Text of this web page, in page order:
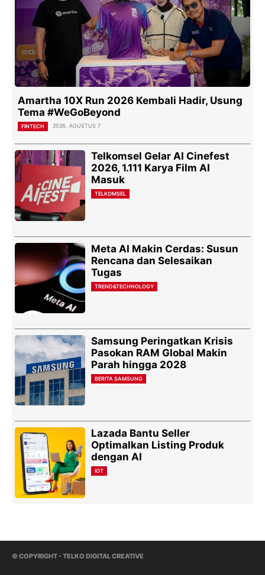
Amartha 10X Run 2026 Kembali Hadir, Usung
Tema #WeGoBeyond
FINTECH 2026, AGUSTUS 7
Telkomsel Gelar AI Cinefest
2026, 1.111 Karya Film AI
Masuk
TELKOMSEL
Meta AI Makin Cerdas: Susun
Rencana dan Selesaikan
Tugas
TREND&TECHNOLOGY
Samsung Peringatkan Krisis
Pasokan RAM Global Makin
Parah hingga 2028
BERITA SAMSUNG
Lazada Bantu Seller
Optimalkan Listing Produk
dengan AI
IOT
© COPYRIGHT - TELKO DIGITAL CREATIVE